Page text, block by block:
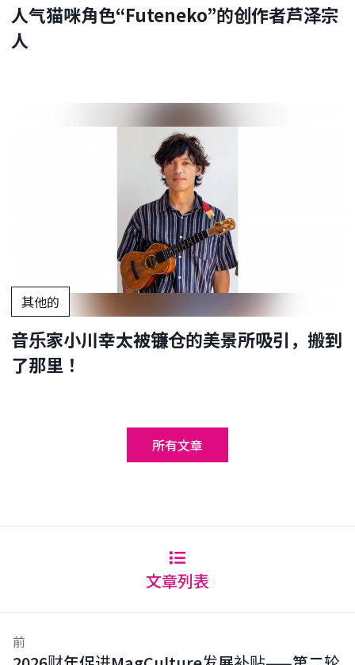
人气猫咪角色“Futeneko”的创作者芦泽宗
人
其他的
音乐家小川幸太被镰仓的美景所吸引，搬到
了那里！
所有文章
文章列表
前